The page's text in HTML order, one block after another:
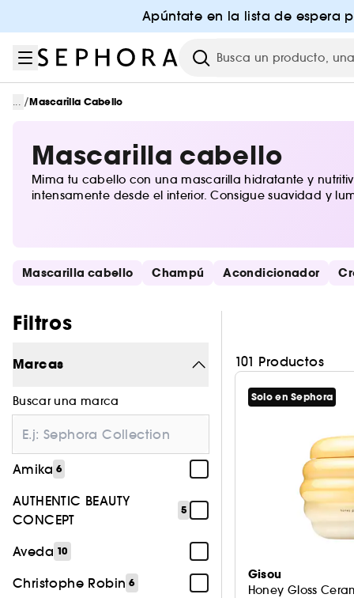
Ir al contenido principal
Apúntate en la lista de espera
Investigación
... /Mascarilla Cabello
Mascarilla cabello
Mima tu cabello con una mascarilla hidratante y
intensamente desde el interior. Consigue suavidad y
Saltar los enlaces rápidos
Mascarilla cabello Champú Acondicionador
Filtros
Marcas
Buscar una marca
Amika 6
AUTHENTIC BEAUTY
CONCEPT
5
Aveda 10
Christophe Robin 6
101 Productos
Solo en Sephora
Gisou
Honey Gloss